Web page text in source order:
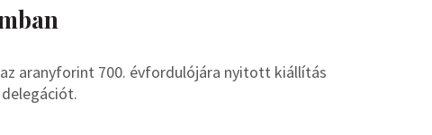
aranyforint 700. évfordulójára nyitott kiállítás